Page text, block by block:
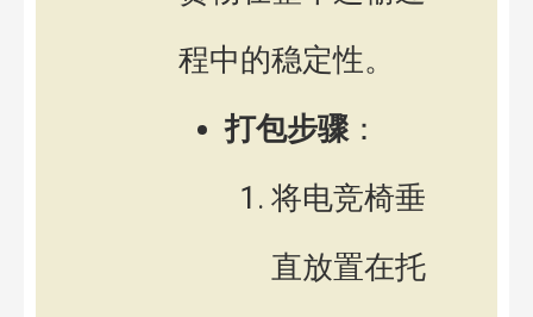
程中的稳定性。
打包步骤：
将电竞椅垂
直放置在托